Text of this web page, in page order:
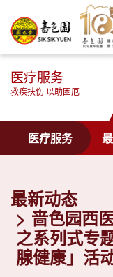
医疗服务
救疾扶伤 以助困厄
医疗服务
最新动态
啬色园西
之系列式专
腺健康」活